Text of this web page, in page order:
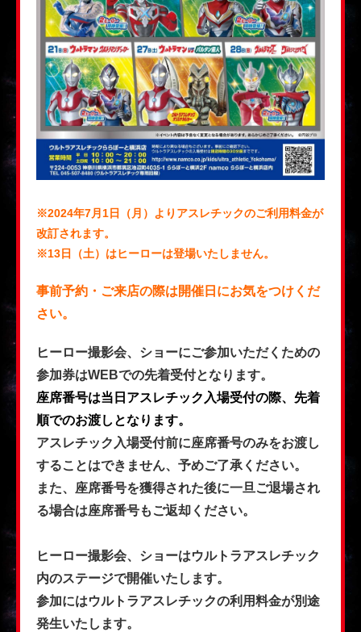
※2024年7月1日（月）よりアスレチックのご利用料金が
改訂されます。
※13日（土）はヒーローは登場いたしません。
事前予約・ご来店の際は開催日にお気をつけくだ
さい。
ヒーロー撮影会、ショーにご参加いただくための
参加券はWEBでの先着受付となります。
座席番号は当日アスレチック入場受付の際、先着
順でのお渡しとなります。
アスレチック入場受付前に座席番号のみをお渡し
することはできません、予めご了承ください。
また、座席番号を獲得された後に一旦ご退場され
る場合は座席番号もご返却ください。
ヒーロー撮影会、ショーはウルトラアスレチック
内のステージで開催いたします。
参加にはウルトラアスレチックの利用料金が別途
発生いたします。